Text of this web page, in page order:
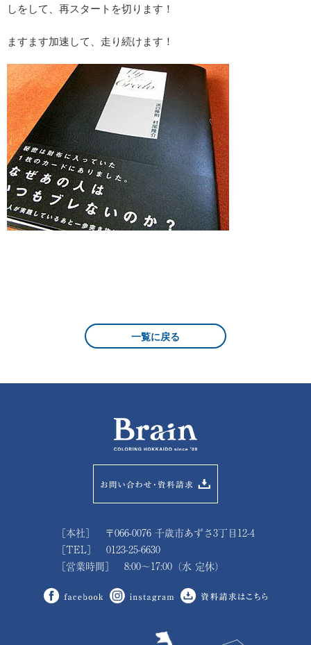
しをして、再スタートを切ります！
ますます加速して、走り続けます！
一覧に戻る
［本社］ 〒066-0076 千歳市あずさ3丁目12-4
［TEL］ 0123-25-6630
［営業時間］ 8:00～17:00（水 定休）